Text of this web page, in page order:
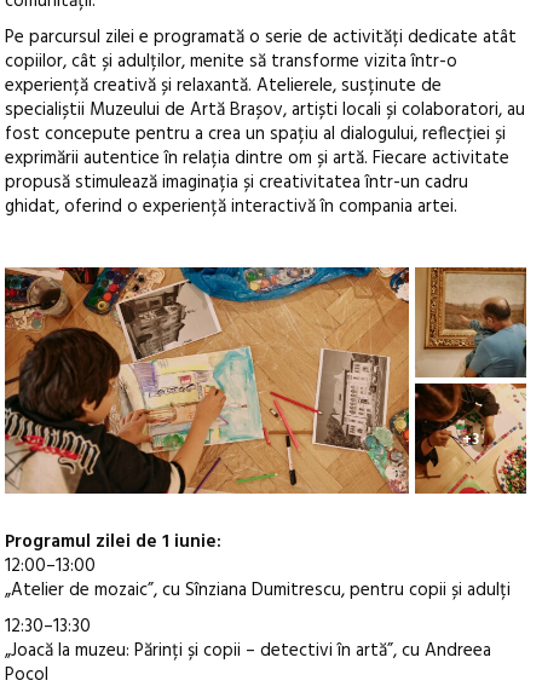
Pe parcursul zilei e programată o serie de activități dedicate atât
copiilor, cât și adulților, menite să transforme vizita într-o
experiență creativă și relaxantă. Atelierele, susținute de
specialiștii Muzeului de Artă Brașov, artiști locali și colaboratori, au
fost concepute pentru a crea un spațiu al dialogului, reflecției și
exprimării autentice în relația dintre om și artă. Fiecare activitate
propusă stimulează imaginația și creativitatea într-un cadru
ghidat, oferind o experiență interactivă în compania artei.
+3
Programul zilei de 1 iunie:
12:00–13:00
„Atelier de mozaic”, cu Sînziana Dumitrescu, pentru copii și adulți
12:30–13:30
„Joacă la muzeu: Părinți și copii – detectivi în artă”, cu Andreea
Pocol